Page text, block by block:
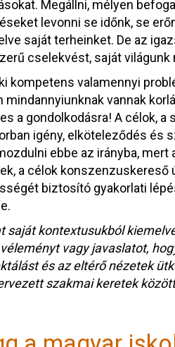
Megállni, mélyen
levonni se időnk, se
saját terheinket. De az
cselekvést, saját világunk
kompetens valamennyi
mindannyiunknak vannak
a gondolkodásra! A célok,
igény, elköteleződés
ebbe az irányba,
a célok konszenzuskereső
biztosító gyakorlati
saját kontextusukból
vagy javaslatot,
és az eltérő nézetek
szakmai keretek